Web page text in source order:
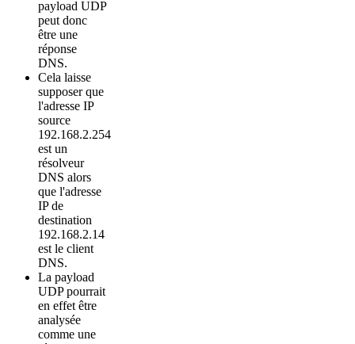
payload UDP
peut donc
être une
réponse
DNS.
Cela laisse
supposer que
l'adresse IP
source
192.168.2.254
est un
résolveur
DNS alors
que l'adresse
IP de
destination
192.168.2.14
est le client
DNS.
La payload
UDP pourrait
en effet être
analysée
comme une